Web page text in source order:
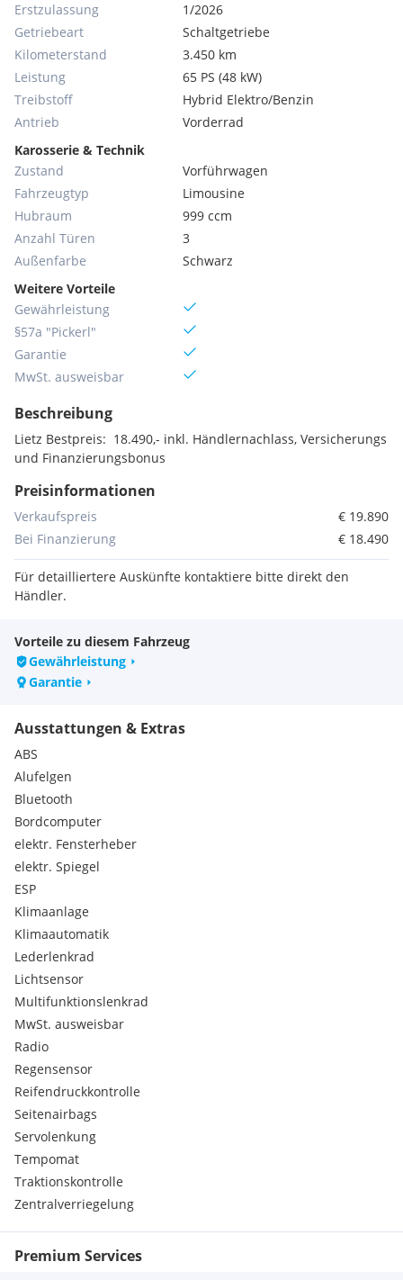
Erstzulassung
1/2026
Getriebeart
Schaltgetriebe
Kilometerstand
3.450 km
Leistung
65 PS (48 kW)
Treibstoff
Hybrid Elektro/Benzin
Antrieb
Vorderrad
Karosserie & Technik
Zustand
Vorführwagen
Fahrzeugtyp
Limousine
Hubraum
999 ccm
Anzahl Türen
3
Außenfarbe
Schwarz
Weitere Vorteile
Gewährleistung
§57a "Pickerl"
Garantie
MwSt. ausweisbar
Beschreibung
Lietz Bestpreis:  18.490,- inkl. Händlernachlass, Versicherungs
und Finanzierungsbonus
Preisinformationen
Verkaufspreis
€ 19.890
Bei Finanzierung
€ 18.490
Für detailliertere Auskünfte kontaktiere bitte direkt den
Händler.
Vorteile zu diesem Fahrzeug
Gewährleistung
Garantie
Ausstattungen & Extras
ABS
Alufelgen
Bluetooth
Bordcomputer
elektr. Fensterheber
elektr. Spiegel
ESP
Klimaanlage
Klimaautomatik
Lederlenkrad
Lichtsensor
Multifunktionslenkrad
MwSt. ausweisbar
Radio
Regensensor
Reifendruckkontrolle
Seitenairbags
Servolenkung
Tempomat
Traktionskontrolle
Zentralverriegelung
Premium Services